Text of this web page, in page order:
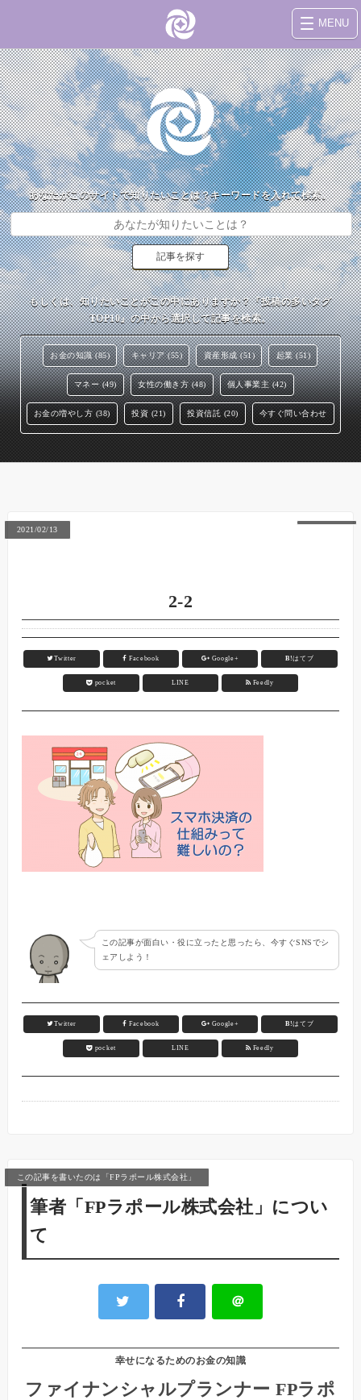
MENU
あなたがこのサイトで知りたいことは？キーワードを入れて検索。
もしくは、知りたいことがこの中にありますか？『投稿の多いタグ
TOP10』の中から選択して記事を検索。
お金の知識 (85) キャリア (55) 資産形成 (51) 起業 (51)
マネー (49) 女性の働き方 (48) 個人事業主 (42)
お金の増やし方 (38) 投資 (21) 投資信託 (20) 今すぐ問い合わせ
2021/02/13
2-2
Twitter Facebook Google+ B!はてブ
pocket LINE Feedly
この記事が面白い・役に立ったと思ったら、今すぐSNSでシ
ェアしよう！
Twitter Facebook Google+ B!はてブ
pocket LINE Feedly
この記事を書いたのは「FPラポール株式会社」
筆者「FPラポール株式会社」につい
て
＠
幸せになるためのお金の知識
ファイナンシャルプランナー FPラポ